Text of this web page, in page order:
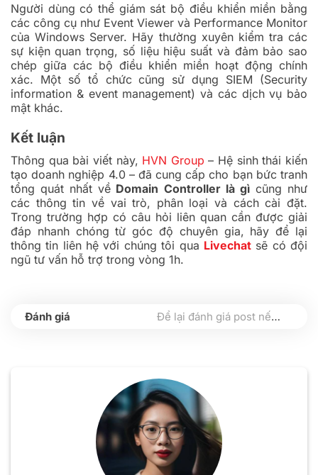
Người dùng có thể giám sát bộ điều khiển miền bằng
các công cụ như Event Viewer và Performance Monitor
của Windows Server. Hãy thường xuyên kiểm tra các
sự kiện quan trọng, số liệu hiệu suất và đảm bảo sao
chép giữa các bộ điều khiển miền hoạt động chính
xác. Một số tổ chức cũng sử dụng SIEM (Security
information & event management) và các dịch vụ bảo
mật khác.
Kết luận
Thông qua bài viết này, HVN Group – Hệ sinh thái kiến
tạo doanh nghiệp 4.0 – đã cung cấp cho bạn bức tranh
tổng quát nhất về Domain Controller là gìcũng như
các thông tin về vai trò, phân loại và cách cài đặt.
Trong trường hợp có câu hỏi liên quan cần được giải
đáp nhanh chóng từ góc độ chuyên gia, hãy để lại
thông tin liên hệ với chúng tôi qua Livechatsẽ có đội
ngũ tư vấn hỗ trợ trong vòng 1h.
Để lại đánh giá post nếu bạn thấy hữu ích nhé